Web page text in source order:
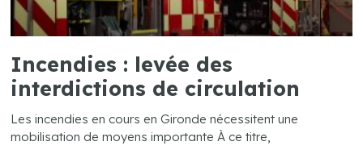
Incendies : levée des
interdictions de circulation
Les incendies en cours en Gironde nécessitent une
mobilisation de moyens importante À ce titre,